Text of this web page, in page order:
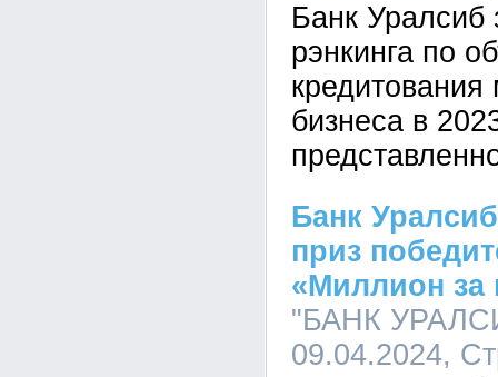
Банк Уралсиб
рэнкинга по
кредитования
бизнеса в
Банк
приз
«Миллион за
"БАНК
09.04.2024,